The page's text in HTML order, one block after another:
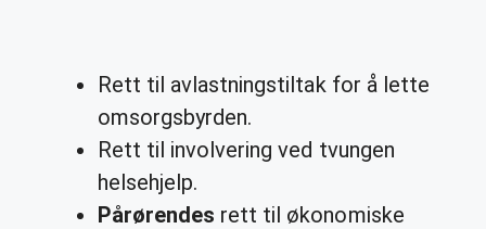
Rett til avlastningstiltak for å lette
omsorgsbyrden.
Rett til involvering ved tvungen
helsehjelp.
Pårørendes rett til økonomiske